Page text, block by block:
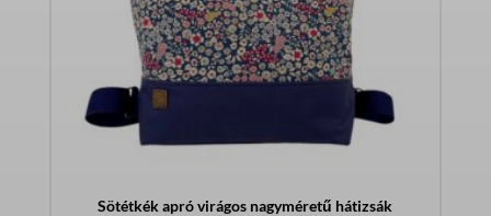
Sötétkék apró virágos nagyméretű hátizsák